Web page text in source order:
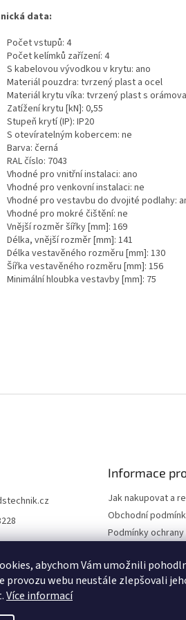
abychom Vám umožnili
provozu webu neustále zlepšovali
Více informací
data:
Počet vstupů: 4
Počet kelímků zařízení: 4
S kabelovou vývodkou v krytu: ano
Materiál pouzdra: tvrzený plast a ocel
Materiál krytu víka: tvrzený plast s
Zatížení krytu [kN]: 0,55
Stupeň krytí (IP): IP20
S otevíratelným kobercem: ne
Barva: černá
RAL číslo: 7043
Vhodné pro vnitřní instalaci: ano
Vhodné pro venkovní instalaci: ne
Vhodné pro vestavbu do dvojité podlahy:
Vhodné pro mokré čištění: ne
Vnější rozměr šířky [mm]: 169
Délka, vnější rozměr [mm]: 141
Délka vestavěného rozměru [mm]: 130
Šířka vestavěného rozměru [mm]: 156
Minimální hloubka vestavby [mm]: 75
Informace
Jak nakupovat a
Obchodní
Podmínky
Kontakty
Moje objednávka